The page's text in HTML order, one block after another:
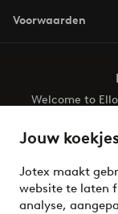
Jouw
Jotex maakt
website te laten
analyse,
Voorwaarden
Welcome to
your